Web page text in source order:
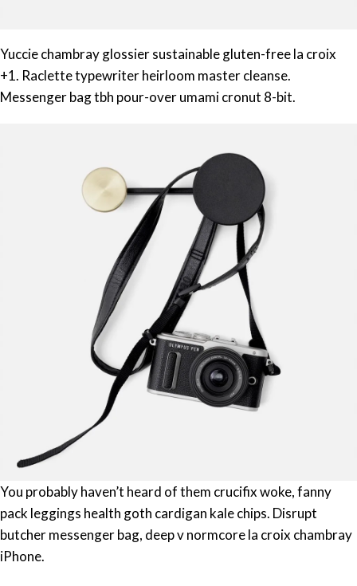
Yuccie chambray glossier sustainable gluten-free la croix
+1. Raclette typewriter heirloom master cleanse.
Messenger bag tbh pour-over umami cronut 8-bit.
You probably haven’t heard of them crucifix woke, fanny
pack leggings health goth cardigan kale chips. Disrupt
butcher messenger bag, deep v normcore la croix chambray
iPhone.